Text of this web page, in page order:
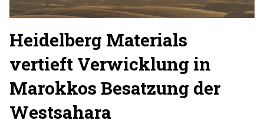
Heidelberg Materials
vertieft Verwicklung in
Marokkos Besatzung der
Westsahara